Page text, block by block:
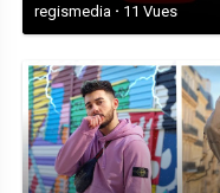
regismedia · 11 Vues